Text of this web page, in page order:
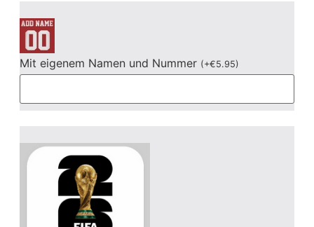
Mit eigenem Namen und Nummer (+€5.95)